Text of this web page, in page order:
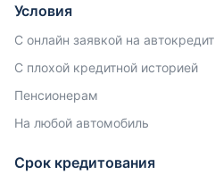
Условия
С онлайн заявкой на автокредит
С плохой кредитной историей
Пенсионерам
На любой автомобиль
Срок кредитования